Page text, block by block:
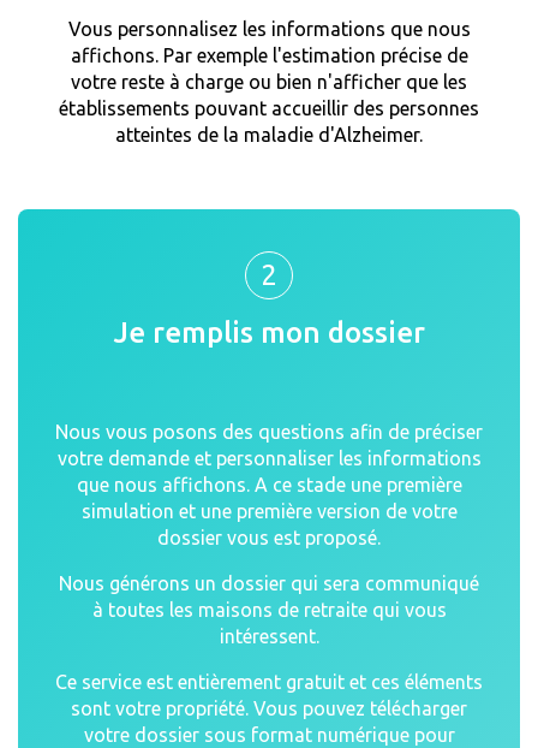
Vous personnalisez les informations que nous
affichons. Par exemple l'estimation précise de
votre reste à charge ou bien n'afficher que les
établissements pouvant accueillir des personnes
atteintes de la maladie d'Alzheimer.
2
Je remplis mon dossier
Nous vous posons des questions afin de préciser
votre demande et personnaliser les informations
que nous affichons. A ce stade une première
simulation et une première version de votre
dossier vous est proposé.
Nous générons un dossier qui sera communiqué
à toutes les maisons de retraite qui vous
intéressent.
Ce service est entièrement gratuit et ces éléments
sont votre propriété. Vous pouvez télécharger
votre dossier sous format numérique pour